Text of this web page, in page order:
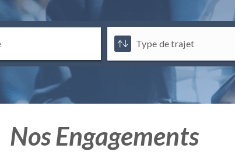
Nos Engagements